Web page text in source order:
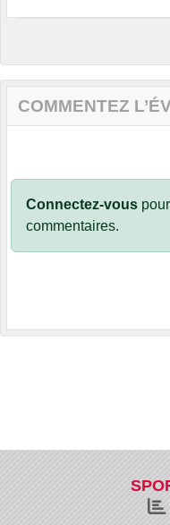
COMMENTEZ
Connectez-vous
commentaires.